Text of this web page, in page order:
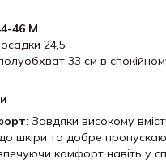
46 М
24,5
33 см в
: Завдяки високому
шкіри та добре
комфорт навіть у